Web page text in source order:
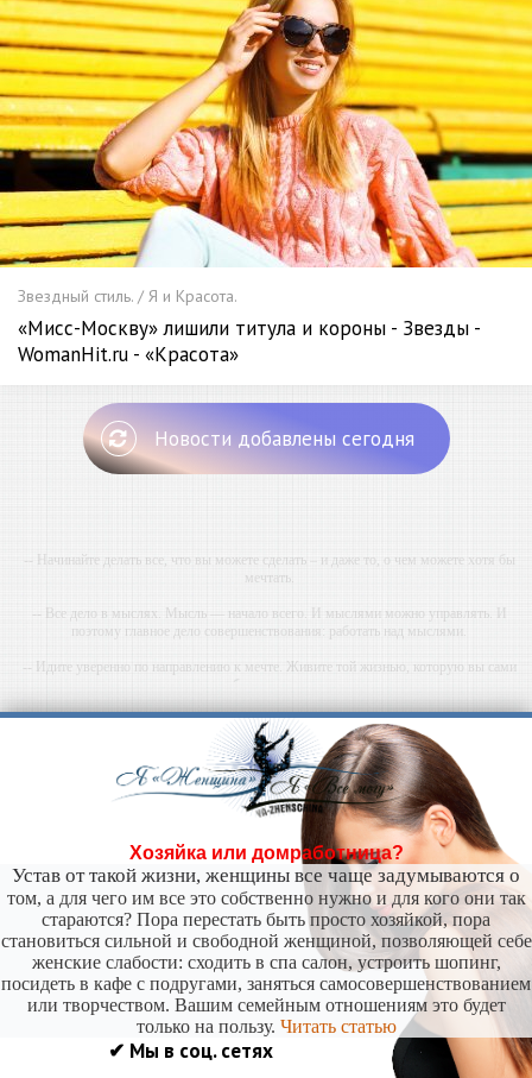
Звездный стиль. / Я и Красота.
«Мисс-Москву» лишили титула и короны - Звезды -
WomanHit.ru - «Красота»
Новости добавлены сегодня
-- Начинайте делать все, что вы можете сделать – и даже то, о чем можете хотя бы
мечтать.
-- Все дело в мыслях. Мысль — начало всего. И мыслями можно управлять. И
поэтому главное дело совершенствования: работать над мыслями.
-- Идите уверенно по направлению к мечте. Живите той жизнью, которую вы сами
-- Самое большое богатство — это ум. Самая большая нищета — глупость. Из всех
страхов самый пугающий — самолюбование.
-- Лучшее, что можно сделать с хорошим советом, это пропустить его мимо ушей. Он
никогда не бывает полезен никому, кроме того, кто его дал.
-- Люблю давать советы и очень не люблю, когда их дают мне.
Хозяйка или домработница?
Устав от такой жизни, женщины все чаще задумываются о
том, а для чего им все это собственно нужно и для кого они так
стараются? Пора перестать быть просто хозяйкой, пора
становиться сильной и свободной женщиной, позволяющей себе
женские слабости: сходить в спа салон, устроить шопинг,
посидеть в кафе с подругами, заняться самосовершенствованием
или творчеством. Вашим семейным отношениям это будет
только на пользу. Читать статью
✔ Мы в соц. сетях